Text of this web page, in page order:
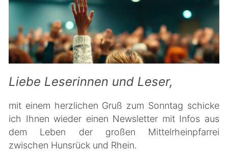
Liebe Leserinnen und Leser,
mit einem herzlichen Gruß zum Sonntag schicke
ich Ihnen wieder einen Newsletter mit Infos aus
dem Leben der großen Mittelrheinpfarrei
zwischen Hunsrück und Rhein.